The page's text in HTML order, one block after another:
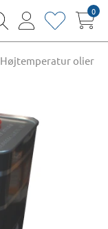
magnifying
user
heart0
Højtemperatur olier